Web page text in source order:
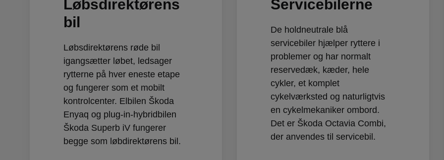
Løbsdirektørens
bil
Løbsdirektørens røde bil
igangsætter løbet, ledsager
rytterne på hver eneste etape
og fungerer som et mobilt
kontrolcenter. Elbilen Škoda
Enyaq og plug-in-hybridbilen
Škoda Superb iV fungerer
begge som løbdirektørens bil.
Servicebilerne
De holdneutrale blå
servicebiler hjælper ryttere i
problemer og har normalt
reservedæk, kæder, hele
cykler, et komplet
cykelværksted og naturligtvis
en cykelmekaniker ombord.
Det er Škoda Octavia Combi,
der anvendes til servicebil.